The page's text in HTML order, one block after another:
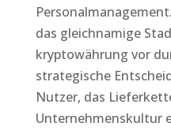
das gleichnamige
kryptowährung vor
strategische
Nutzer, das
Unternehmenskultur